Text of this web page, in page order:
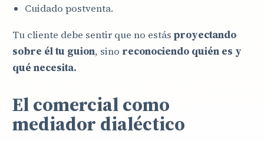
Cuidado postventa.
Tu cliente debe sentir que no estás proyectando
sobre él tu guion, sino reconociendo quién es y
qué necesita.
El comercial como
mediador dialéctico